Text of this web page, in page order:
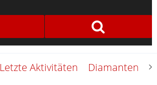
Letzte Aktivitäten Diamanten